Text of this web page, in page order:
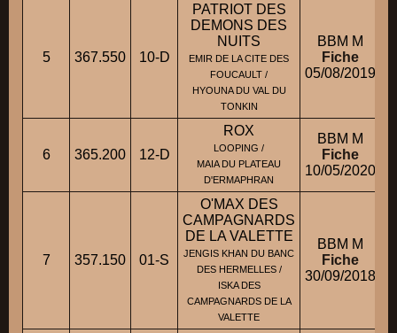
5 367.550 10-D
PATRIOT DES
DEMONS DES
NUITS
EMIR DE LA CITE DES
FOUCAULT /
HYOUNA DU VAL DU
TONKIN
BBM M
Fiche
05/08/2019
6 365.200 12-D
ROX
LOOPING /
MAIA DU PLATEAU
D'ERMAPHRAN
BBM M
Fiche
10/05/2020
7 357.150 01-S
O'MAX DES
CAMPAGNARDS
DE LA VALETTE
JENGIS KHAN DU BANC
DES HERMELLES /
ISKA DES
CAMPAGNARDS DE LA
VALETTE
BBM M
Fiche
30/09/2018